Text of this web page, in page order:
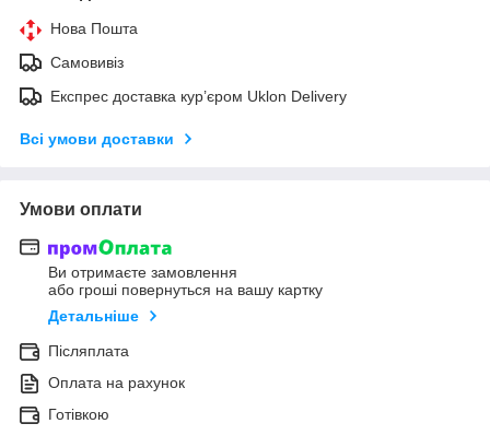
Нова Пошта
Самовивіз
Експрес доставка кур’єром Uklon Delivery
Всі умови доставки
Умови оплати
Ви отримаєте замовлення
або гроші повернуться на вашу картку
Детальніше
Післяплата
Оплата на рахунок
Готівкою